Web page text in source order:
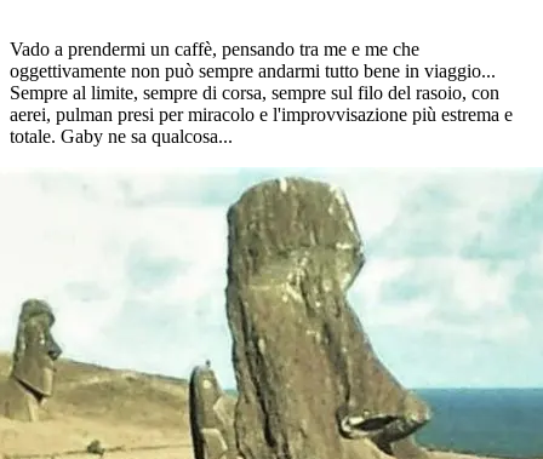
Vado a prendermi un caffè, pensando tra me e me che
oggettivamente non può sempre andarmi tutto bene in viaggio...
Sempre al limite, sempre di corsa, sempre sul filo del rasoio, con
aerei, pulman presi per miracolo e l'improvvisazione più estrema e
totale. Gaby ne sa qualcosa...